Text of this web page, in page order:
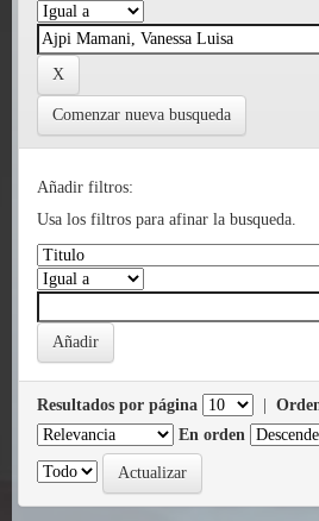
Comenzar nueva busqueda
Añadir filtros:
Usa los filtros para afinar la busqueda.
Resultados por página
En orden